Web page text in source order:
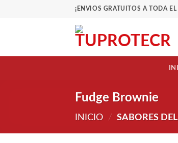
¡ENVIOS GRATUITOS A TODA
Fudge Brownie
INICIO / SABORES